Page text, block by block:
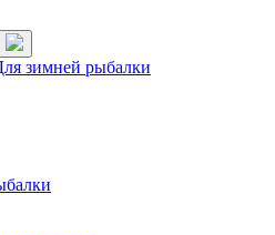
зимней рыбалки